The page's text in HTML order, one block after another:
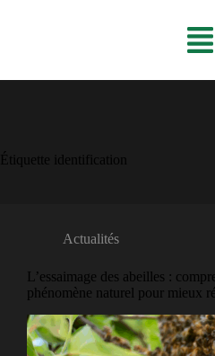
Étiquette identification
Actualités
L’essaimage des abeilles :
phénomène naturel pour mieux